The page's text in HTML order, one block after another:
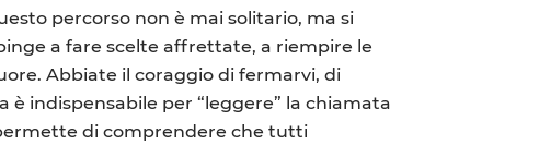
percorso non è mai solitario, ma si
a fare scelte affrettate, a riempire le
Abbiate il coraggio di fermarvi, di
è indispensabile per “leggere” la chiamata
di comprendere che tutti